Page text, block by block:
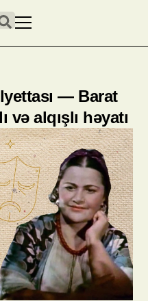
— Barat
və alqışlı həyatı